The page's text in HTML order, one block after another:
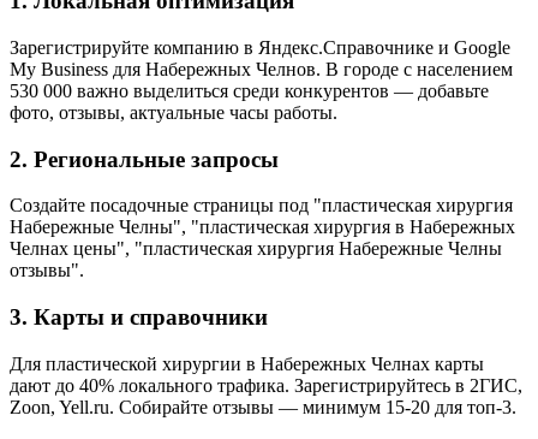
Зарегистрируйте компанию в Яндекс.Справочнике и Google
My Business для Набережных Челнов. В городе с населением
530 000 важно выделиться среди конкурентов — добавьте
фото, отзывы, актуальные часы работы.
2. Региональные запросы
Создайте посадочные страницы под "пластическая хирургия
Набережные Челны", "пластическая хирургия в Набережных
Челнах цены", "пластическая хирургия Набережные Челны
отзывы".
3. Карты и справочники
Для пластической хирургии в Набережных Челнах карты
дают до 40% локального трафика. Зарегистрируйтесь в 2ГИС,
Zoon, Yell.ru. Собирайте отзывы — минимум 15-20 для топ-3.